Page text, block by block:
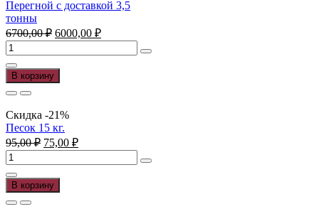
3,5
тонны
Перегной с доставкой 3,5
тонны
6700,00₽ Первоначальная
цена
составляла
6700,00 ₽.
6000,00 ₽Текущая
цена:
6000,00 ₽.
Количество
товара
Перегной
с
доставкой
3,5
тонны
В корзину
Скидка -21%
Песок 15 кг.
95,00₽ Первоначальная
цена
составляла
95,00 ₽.
75,00 ₽Текущая
цена:
75,00 ₽.
Количество
товара
Песок
15
кг.
В корзину